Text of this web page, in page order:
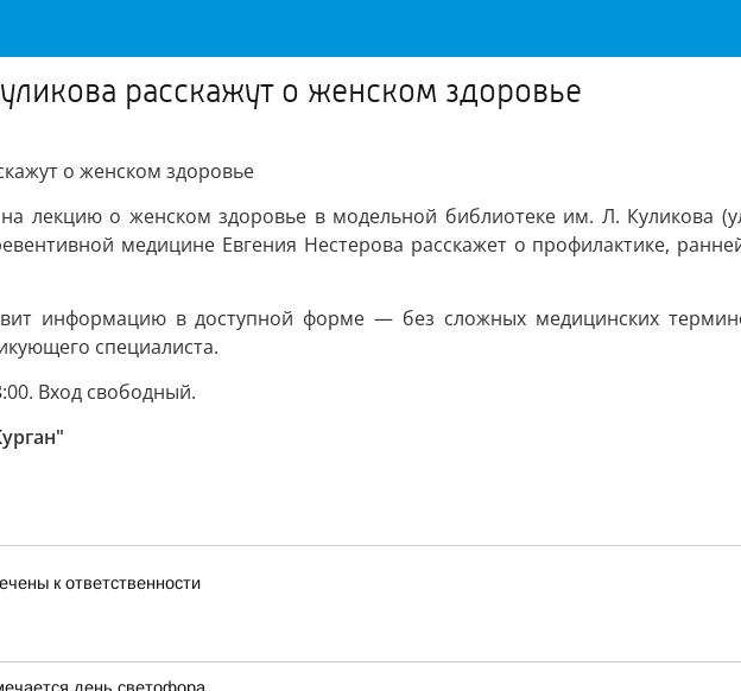
расскажут о женском здоровье
о женском здоровье
лекцию о женском здоровье в модельной библиотеке им. Л. Куликова
медицине Евгения Нестерова расскажет о профилактике,
информацию в доступной форме — без сложных медицинских
специалиста.
Вход свободный.
к ответственности